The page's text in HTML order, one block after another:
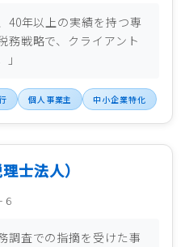
40年以上の実績を持つ専
務戦略で、クライアント
個人事業主 中小企業特化
士法人）
調査での指摘を受けた事